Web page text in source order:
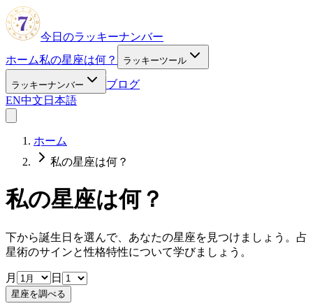
今日のラッキーナンバー
ホーム私の星座は何？ ラッキーツール
ラッキーナンバー
ブログ
EN中文 日本語
ホーム
私の星座は何？
私の星座は何？
下から誕生日を選んで、あなたの星座を見つけましょう。占
星術のサインと性格特性について学びましょう。
月 日
星座を調べる